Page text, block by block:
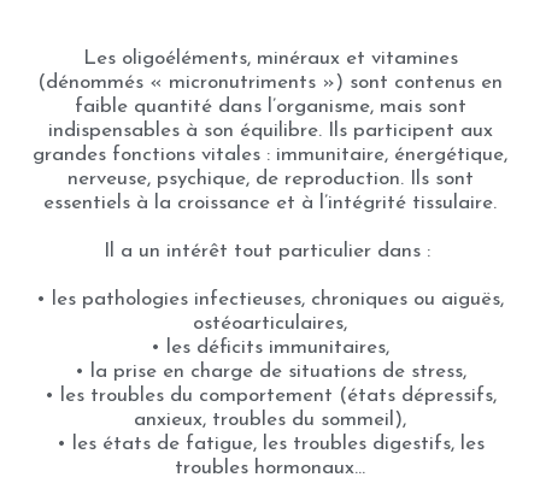
Les oligoéléments, minéraux et vitamines
(dénommés « micronutriments ») sont contenus en
faible quantité dans l’organisme, mais sont
indispensables à son équilibre. Ils participent aux
grandes fonctions vitales : immunitaire, énergétique,
nerveuse, psychique, de reproduction. Ils sont
essentiels à la croissance et à l’intégrité tissulaire.
Il a un intérêt tout particulier dans :
• les pathologies infectieuses, chroniques ou aiguës,
ostéoarticulaires,
• les déficits immunitaires,
• la prise en charge de situations de stress,
• les troubles du comportement (états dépressifs,
anxieux, troubles du sommeil),
• les états de fatigue, les troubles digestifs, les
troubles hormonaux…